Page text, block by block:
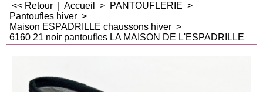
<< Retour Accueil > PANTOUFLERIE >
Pantoufles hiver >
Maison ESPADRILLE chaussons hiver >
6160 21 noir pantoufles LA MAISON DE L'ESPADRILLE